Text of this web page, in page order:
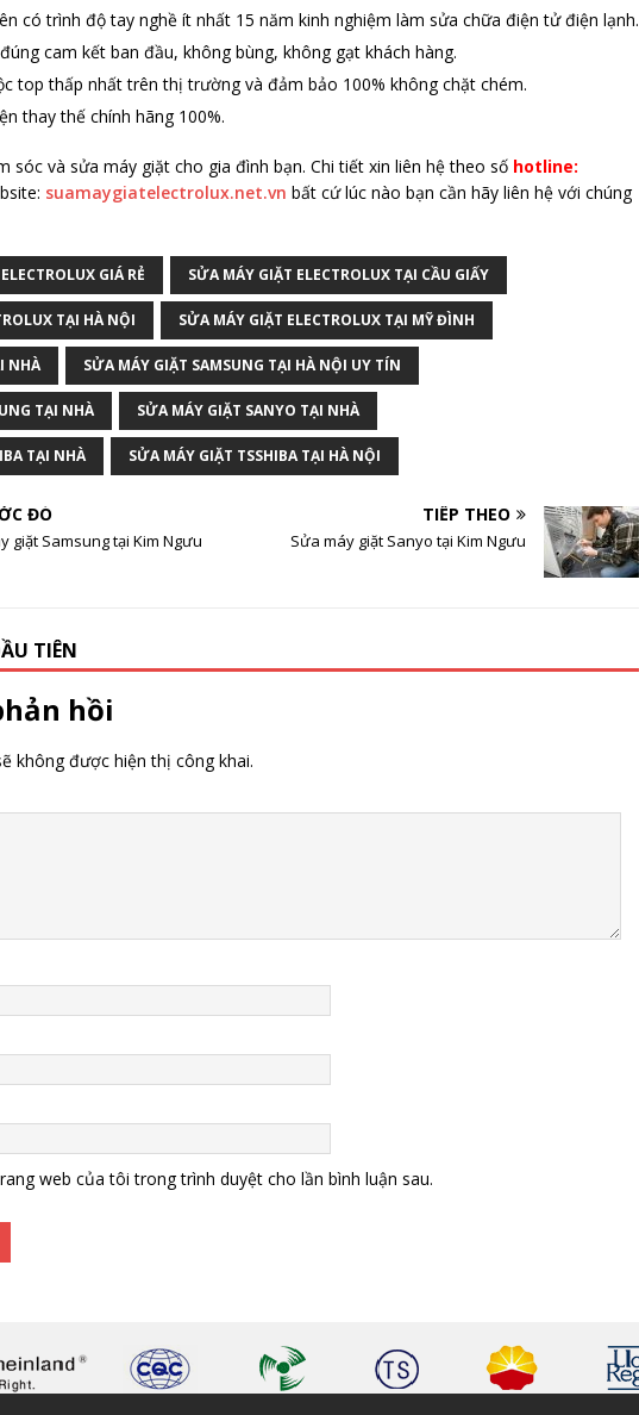
có trình độ tay nghề ít nhất 15 năm kinh nghiệm làm sửa chữa điện tử điện lạnh.
cam kết ban đầu, không bùng, không gạt khách hàng.
top thấp nhất trên thị trường và đảm bảo 100% không chặt chém.
thay thế chính hãng 100%.
sóc và sửa máy giặt cho gia đình bạn. Chi tiết xin liên hệ theo số hotline:
suamaygiatelectrolux.net.vn bất cứ lúc nào bạn cần hãy liên hệ với chúng
GIÁ RẺ SỬA MÁY GIẶT ELECTROLUX TẠI CẦU GIẤY
TẠI HÀ NỘI SỬA MÁY GIẶT ELECTROLUX TẠI MỸ ĐÌNH
NHÀ SỬA MÁY GIẶT SAMSUNG TẠI HÀ NỘI UY TÍN
TẠI NHÀ SỬA MÁY GIẶT SANYO TẠI NHÀ
TẠI NHÀ SỬA MÁY GIẶT TSSHIBA TẠI HÀ NỘI
ĐÓ
giặt Samsung tại Kim Ngưu
TIẾP THEO
Sửa máy giặt Sanyo tại Kim Ngưu
TIÊN
hồi
không được hiện thị công khai.
web của tôi trong trình duyệt cho lần bình luận sau.